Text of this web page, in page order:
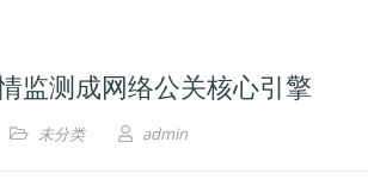
监测成网络公关核心引擎
未分类 admin